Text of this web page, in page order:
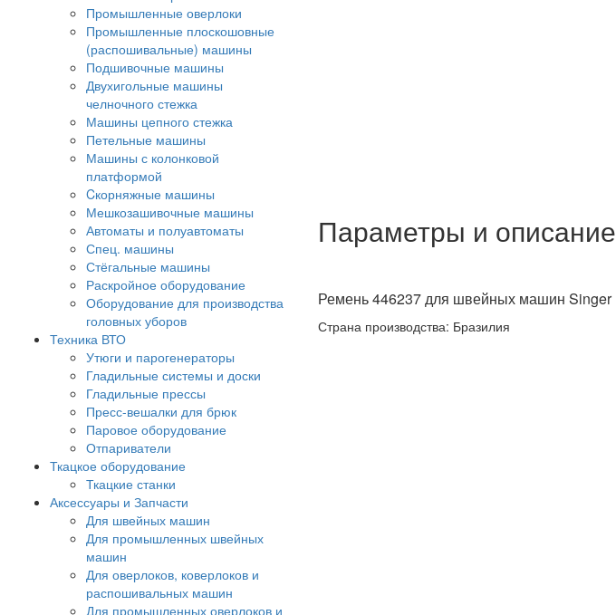
Промышленные оверлоки
Промышленные плоскошовные
(распошивальные) машины
Подшивочные машины
Двухигольные машины
челночного стежка
Машины цепного стежка
Петельные машины
Машины с колонковой
платформой
Cкорняжные машины
Мешкозашивочные машины
Автоматы и полуавтоматы
Спец. машины
Стёгальные машины
Раскройное оборудование
Оборудование для производства
головных уборов
Техника ВТО
Утюги и парогенераторы
Гладильные системы и доски
Гладильные прессы
Пресс-вешалки для брюк
Паровое оборудование
Отпариватели
Ткацкое оборудование
Ткацкие станки
Аксессуары и Запчасти
Для швейных машин
Для промышленных швейных
машин
Для оверлоков, коверлоков и
распошивальных машин
Для промышленных оверлоков и
Параметры и описание
Ремень 446237 для швейных машин Singer
Страна производства: Бразилия